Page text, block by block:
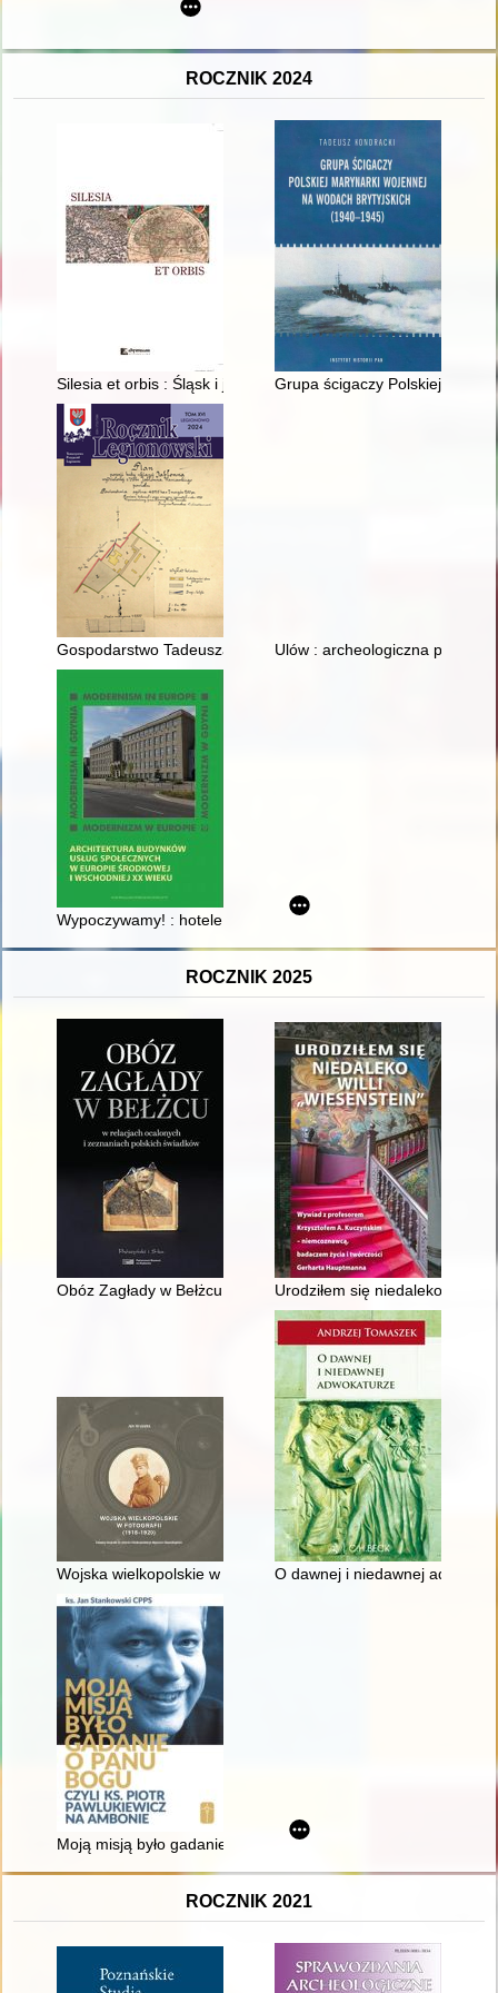
ROCZNIK 2024
Silesia et orbis : Śląsk i jego społeczno-kulturowe oraz
Grupa ścigaczy Polskiej
Gospodarstwo Tadeusza Wendy w Dąbrowie Chotomowskiej
Ulów : archeologiczna perła
Wypoczywamy! : hotele, motele i uzdrowiska w
ROCZNIK 2025
Obóz Zagłady w Bełżcu : w relacjach ocalonych i zeznaniach
Urodziłem się niedaleko willi
Wojska wielkopolskie w fotografii (1918-1920) : katalog
O dawnej i niedawnej
Moją misją było gadanie o Panu Bogu" czyli Ks. Piotr
ROCZNIK 2021